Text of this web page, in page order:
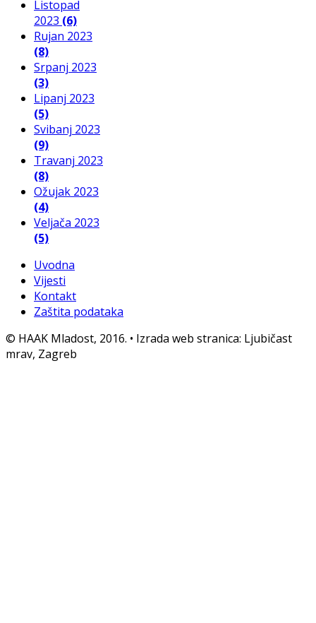
Listopad
2023 (6)
Rujan 2023
(8)
Srpanj 2023
(3)
Lipanj 2023
(5)
Svibanj 2023
(9)
Travanj 2023
(8)
Ožujak 2023
(4)
Veljača 2023
(5)
Uvodna
Vijesti
Kontakt
Zaštita podataka
© HAAK Mladost, 2016. • Izrada web stranica: Ljubičast
mrav, Zagreb